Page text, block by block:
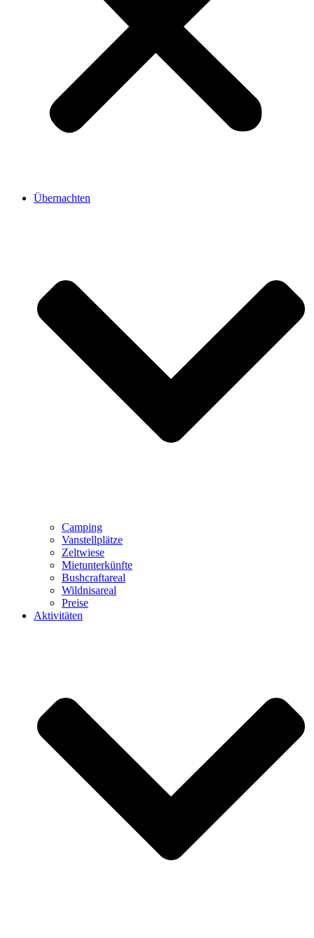
Übernachten
Camping
Vanstellplätze
Zeltwiese
Mietunterkünfte
Bushcraftareal
Wildnisareal
Preise
Aktivitäten